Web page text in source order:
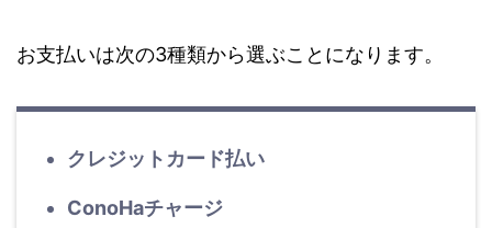
お支払いは次の3種類から選ぶことになります。
クレジットカード払い
ConoHaチャージ